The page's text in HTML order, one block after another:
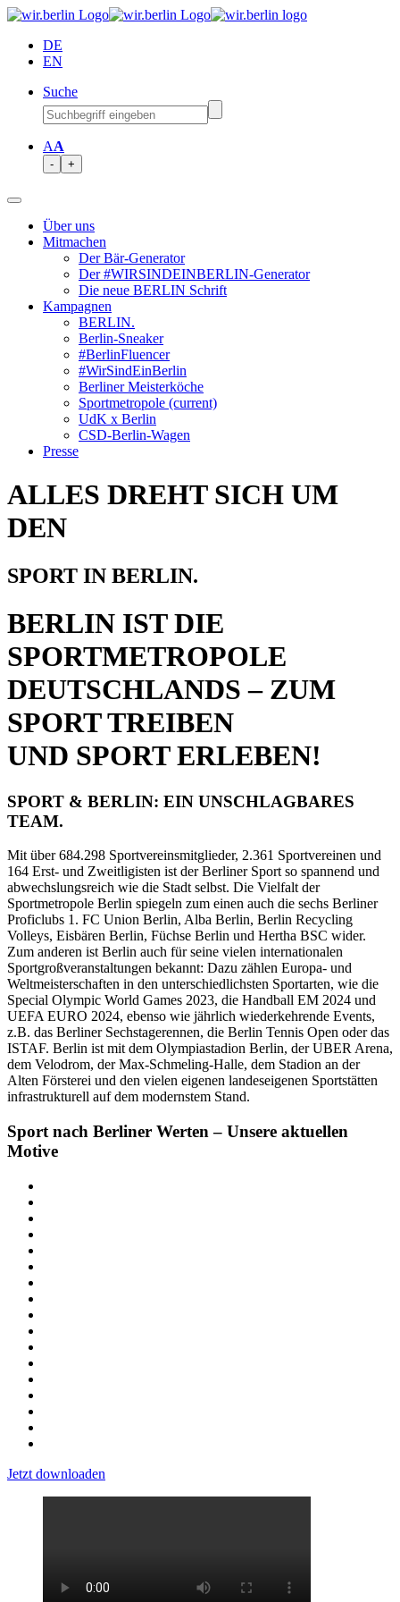
DE
EN
Suche
AA
- +
Über uns
Mitmachen
Der Bär-Generator
Der #WIRSINDEINBERLIN-Generator
Die neue BERLIN Schrift
Kampagnen
BERLIN.
Berlin-Sneaker
#BerlinFluencer
#WirSindEinBerlin
Berliner Meisterköche
Sportmetropole (current)
UdK x Berlin
CSD-Berlin-Wagen
Presse
ALLES DREHT SICH UM
DEN
SPORT IN BERLIN.
BERLIN IST DIE
SPORTMETROPOLE
DEUTSCHLANDS – ZUM
SPORT TREIBEN
UND SPORT ERLEBEN!
SPORT & BERLIN: EIN UNSCHLAG­BARES
TEAM.
Mit über 684.298 Sportvereinsmitglieder, 2.361 Sportvereinen und
164 Erst- und Zweitligisten ist der Berliner Sport so spannend und
abwechslungsreich wie die Stadt selbst. Die Vielfalt der
Sportmetropole Berlin spiegeln zum einen auch die sechs Berliner
Proficlubs 1. FC Union Berlin, Alba Berlin, Berlin Recycling
Volleys, Eisbären Berlin, Füchse Berlin und Hertha BSC wider.
Zum anderen ist Berlin auch für seine vielen internationalen
Sportgroßveranstaltungen bekannt: Dazu zählen Europa- und
Weltmeisterschaften in den unterschiedlichsten Sportarten, wie die
Special Olympic World Games 2023, die Handball EM 2024 und
UEFA EURO 2024, ebenso wie jährlich wiederkehrende Events,
z.B. das Berliner Sechstagerennen, die Berlin Tennis Open oder das
ISTAF. Berlin ist mit dem Olympiastadion Berlin, der UBER Arena,
dem Velodrom, der Max-Schmeling-Halle, dem Stadion an der
Alten Försterei und den vielen eigenen landeseigenen Sportstätten
infrastrukturell auf dem modernstem Stand.
Sport nach Berliner Werten – Unsere aktuellen
Motive
Jetzt downloaden